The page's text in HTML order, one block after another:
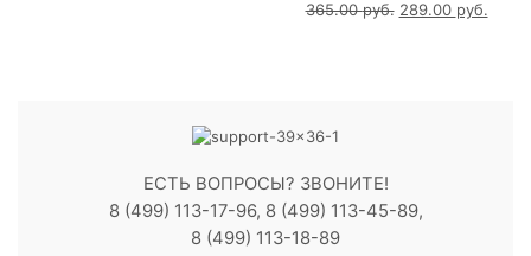
365.00руб. 289.00 руб.
ЕСТЬ ВОПРОСЫ? ЗВОНИТЕ!
8 (499) 113-17-96, 8 (499) 113-45-89,
8 (499) 113-18-89